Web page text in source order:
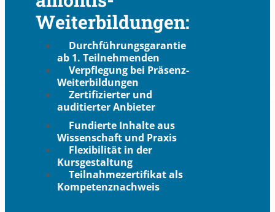
Weiterbildungen:
Durchführungsgarantie
ab 1. Teilnehmenden
Verpflegung bei Präsenz-
Weiterbildungen
Zertifizierter und
auditierter Anbieter
Fundierte Inhalte aus
Wissenschaft und Praxis
Flexibilität in der
Kursgestaltung
Teilnahmezertifikat als
Kompetenznachweis